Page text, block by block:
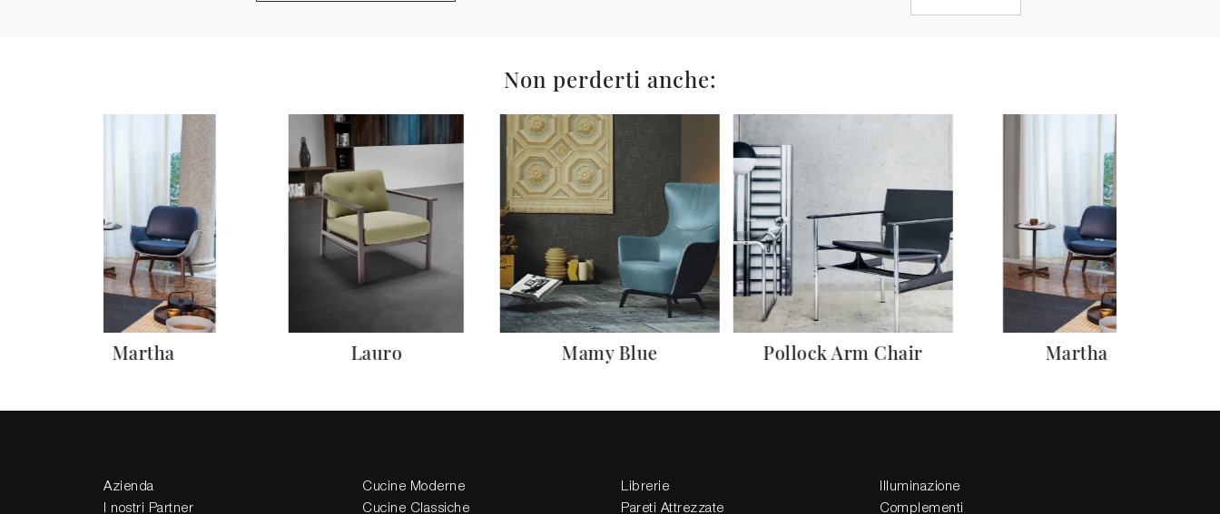
Non perderti anche:
Martha Lauro Mamy Blue Pollock Arm Chair Martha
Azienda
I nostri Partner
Cucine Moderne
Cucine Classiche
Librerie
Pareti Attrezzate
Illuminazione
Complementi